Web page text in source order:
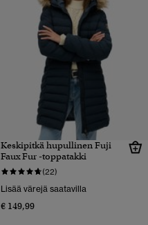
Keskipitkä hupullinen Fuji
Faux Fur -toppatakki
(22)
Lisää värejä saatavilla
€ 149,99